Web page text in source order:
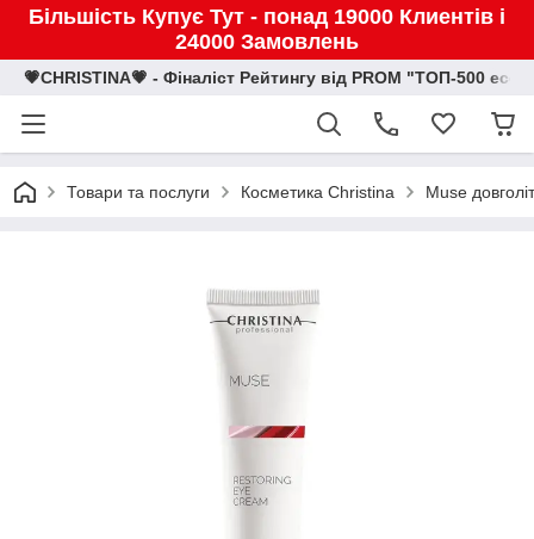
Більшість Купує Тут - понад 19000 Клиентів і
24000 Замовлень
💗CHRISTINA💗 - Фіналіст Рейтингу від PROM "ТОП-500
Товари та послуги Косметика Christina Muse